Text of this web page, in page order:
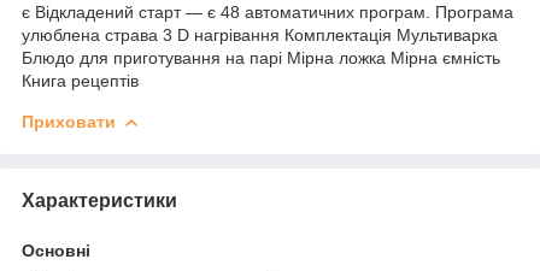
є Відкладений старт — є 48 автоматичних програм. Програма
улюблена страва 3 D нагрівання Комплектація Мультиварка
Блюдо для приготування на парі Мірна ложка Мірна ємність
Книга рецептів
Приховати
Характеристики
Основні